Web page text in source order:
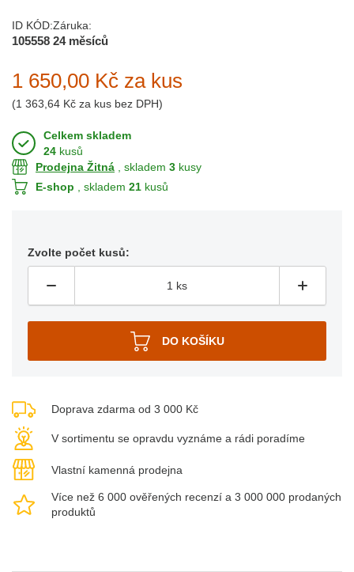
ID KÓD:
105558
Záruka:
24 měsíců
1 650,00 Kč za kus
(1 363,64 Kč za kus bez DPH)
Celkem skladem
24 kusů
Prodejna Žitná , skladem 3 kusy
E-shop , skladem 21 kusů
Zvolte počet kusů:
Doprava zdarma od 3 000 Kč
V sortimentu se opravdu vyznáme a rádi poradíme
Vlastní kamenná prodejna
Více než 6 000 ověřených recenzí a 3 000 000 prodaných
produktů